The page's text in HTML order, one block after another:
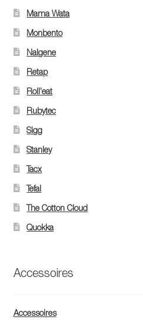
Mama Wata
Monbento
Nalgene
Retap
Roll’eat
Rubytec
Sigg
Stanley
Tacx
Tefal
The Cotton Cloud
Quokka
Accessoires
Accessoires